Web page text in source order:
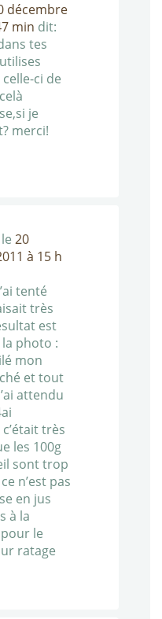
décembre
min dit:
tes
ci de
je
merci!
le 20
à 15 h
tenté
très
est
photo :
mon
et tout
attendu
très
les 100g
sont trop
n’est pas
en jus
à la
le
ratage